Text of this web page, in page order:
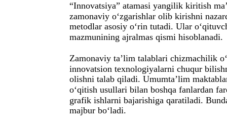
“Innovatsiya” atamasi yangilik kiritish
zamonaviy o‘zgarishlar olib kirishni
metodlar asosiy o‘rin tutadi. Ular
mazmunining ajralmas qismi hisoblanadi.
Zamonaviy ta’lim talablari chizmachilik
innovatsion texnologiyalarni chuqur
olishni talab qiladi. Umumta’lim
o‘qitish usullari bilan boshqa fanlardan
grafik ishlarni bajarishiga qaratiladi.
majbur bo‘ladi.